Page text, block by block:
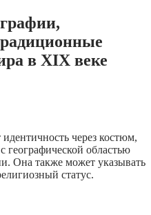
в XIX веке
через костюм,
географической областью
Она также может указывать
статус.